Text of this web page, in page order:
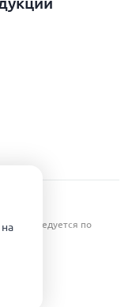
преследуется по